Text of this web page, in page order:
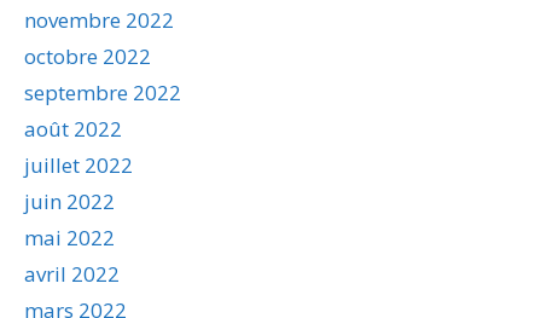
novembre 2022
octobre 2022
septembre 2022
août 2022
juillet 2022
juin 2022
mai 2022
avril 2022
mars 2022